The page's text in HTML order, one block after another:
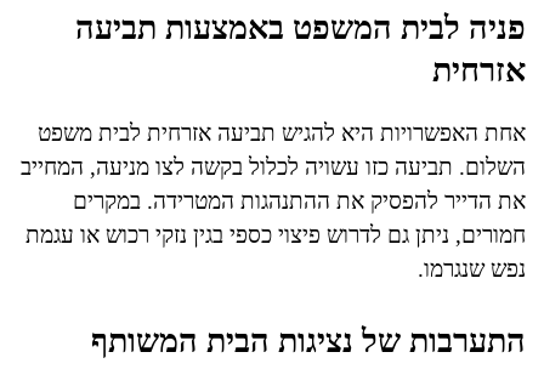
פניה לבית המשפט באמצעות תביעה
אזרחית
אחת האפשרויות היא להגיש תביעה אזרחית לבית משפט
השלום. תביעה כזו עשויה לכלול בקשה לצו מניעה, המחייב
את הדייר להפסיק את ההתנהגות המטרידה. במקרים
חמורים, ניתן גם לדרוש פיצוי כספי בגין נזקי רכוש או עגמת
נפש שנגרמו.
התערבות של נציגות הבית המשותף